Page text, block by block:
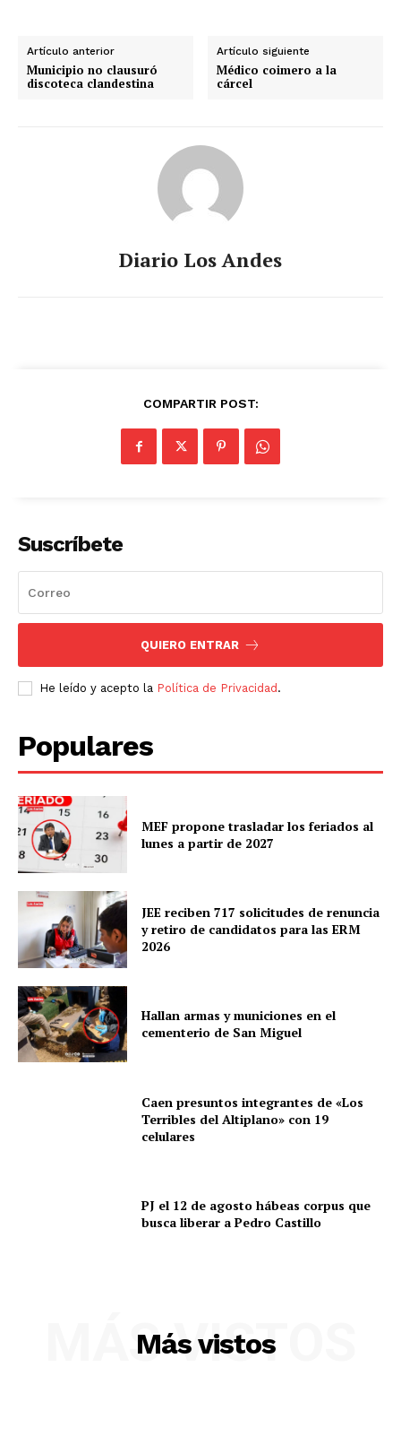
Artículo anterior
Municipio no clausuró
discoteca clandestina
Artículo siguiente
Médico coimero a la
cárcel
Diario Los Andes
COMPARTIR POST:
Suscríbete
QUIERO ENTRAR
He leído y acepto la Política de Privacidad .
Populares
MEF propone trasladar los feriados al
lunes a partir de 2027
JEE reciben 717 solicitudes de renuncia
y retiro de candidatos para las ERM
2026
Hallan armas y municiones en el
cementerio de San Miguel
Caen presuntos integrantes de «Los
Terribles del Altiplano» con 19
celulares
PJ el 12 de agosto hábeas corpus que
busca liberar a Pedro Castillo
Más vistos
MÁS VISTOS